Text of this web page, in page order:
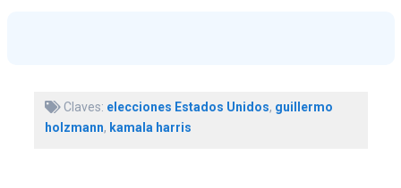
Claves: elecciones Estados Unidos, guillermo
holzmann, kamala harris